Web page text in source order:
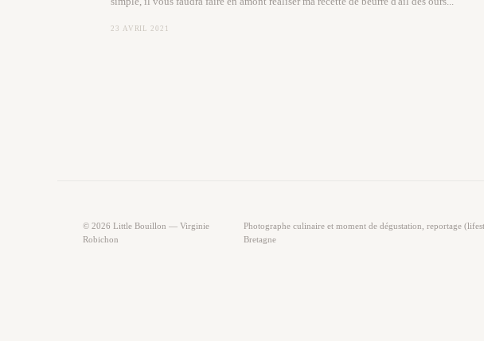
23 AVRIL 2021
© 2026 Little Bouillon — Virginie
Robichon
Photographe culinaire et moment de dégustation, reportage
Bretagne